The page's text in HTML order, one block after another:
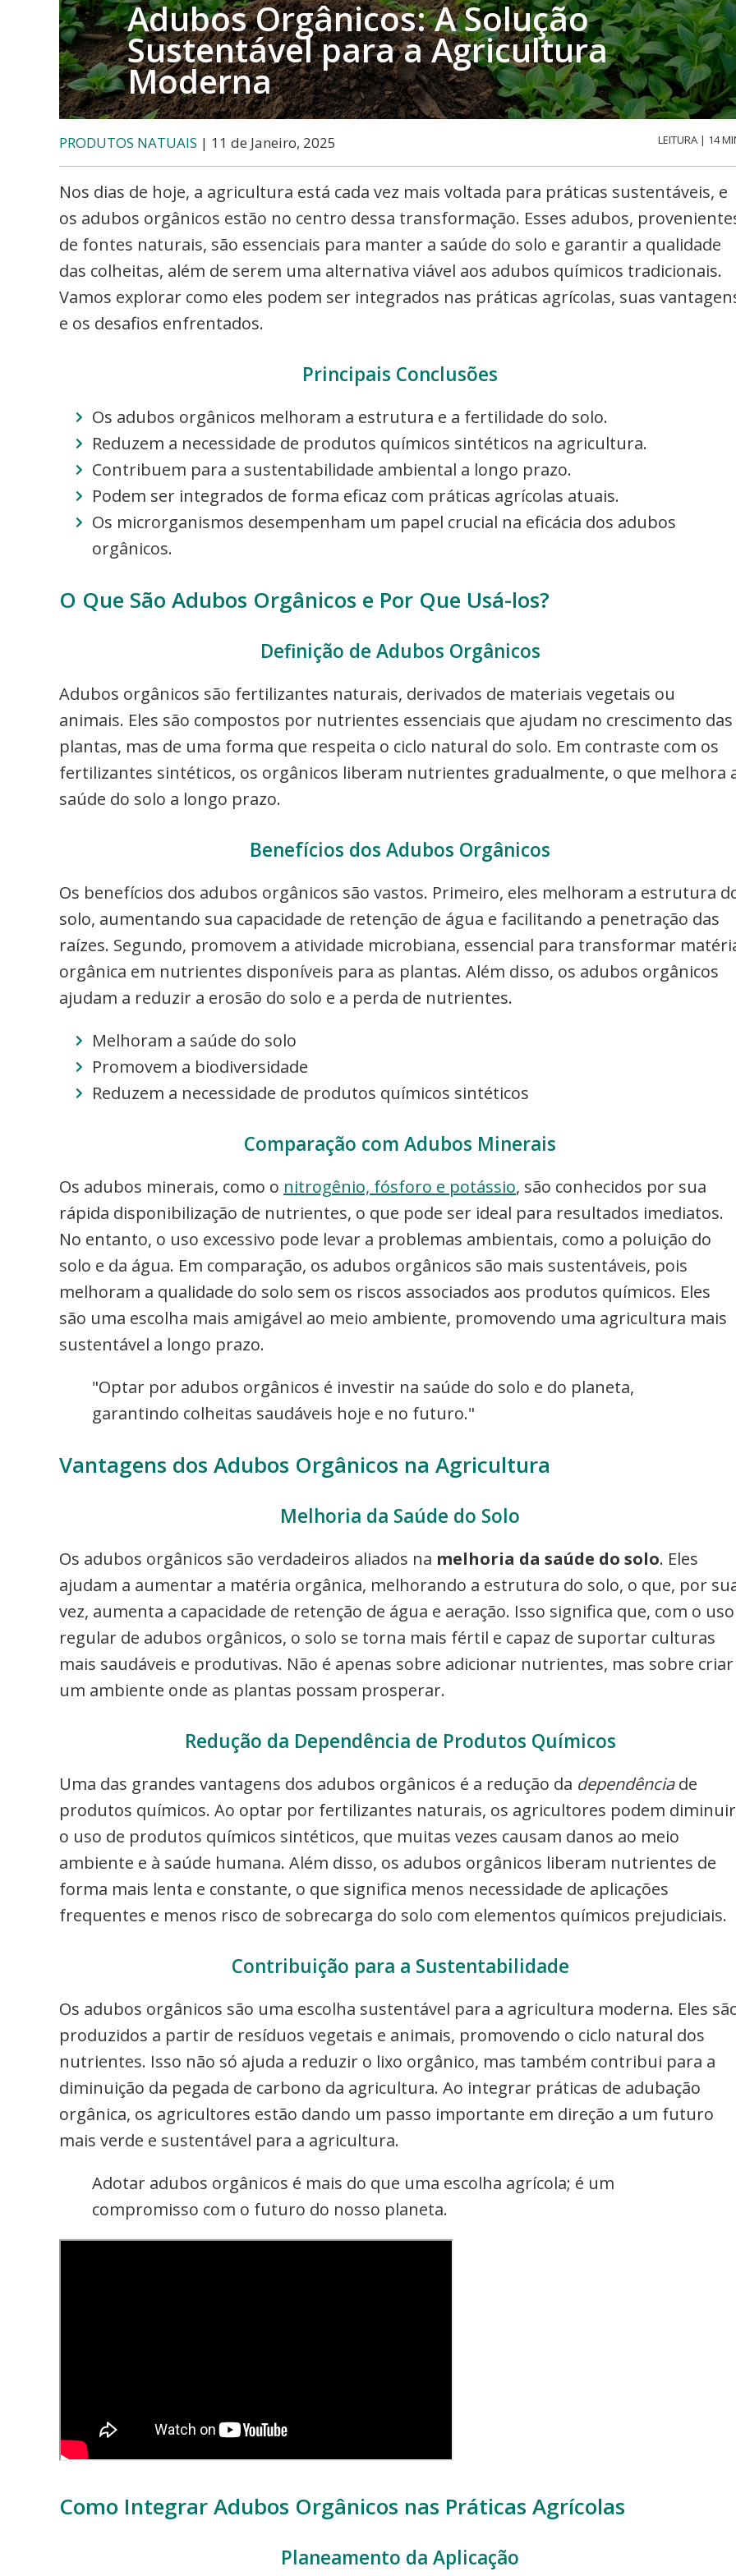
Adubos Orgânicos: A Solução
Sustentável para a Agricultura
Moderna
PRODUTOS NATUAIS | 11 de Janeiro, 2025 LEITURA | 14
Nos dias de hoje, a agricultura está cada vez mais voltada para práticas sustentáveis, e
os adubos orgânicos estão no centro dessa transformação. Esses adubos,
de fontes naturais, são essenciais para manter a saúde do solo e garantir a qualidade
das colheitas, além de serem uma alternativa viável aos adubos químicos tradicionais.
Vamos explorar como eles podem ser integrados nas práticas agrícolas, suas
e os desafios enfrentados.
Principais Conclusões
Os adubos orgânicos melhoram a estrutura e a fertilidade do solo.
Reduzem a necessidade de produtos químicos sintéticos na agricultura.
Contribuem para a sustentabilidade ambiental a longo prazo.
Podem ser integrados de forma eficaz com práticas agrícolas atuais.
Os microrganismos desempenham um papel crucial na eficácia dos adubos
orgânicos.
O Que São Adubos Orgânicos e Por Que Usá-los?
Definição de Adubos Orgânicos
Adubos orgânicos são fertilizantes naturais, derivados de materiais vegetais ou
animais. Eles são compostos por nutrientes essenciais que ajudam no crescimento das
plantas, mas de uma forma que respeita o ciclo natural do solo. Em contraste com os
fertilizantes sintéticos, os orgânicos liberam nutrientes gradualmente, o que melhora
saúde do solo a longo prazo.
Benefícios dos Adubos Orgânicos
Os benefícios dos adubos orgânicos são vastos. Primeiro, eles melhoram a estrutura
solo, aumentando sua capacidade de retenção de água e facilitando a penetração das
raízes. Segundo, promovem a atividade microbiana, essencial para transformar
orgânica em nutrientes disponíveis para as plantas. Além disso, os adubos orgânicos
ajudam a reduzir a erosão do solo e a perda de nutrientes.
Melhoram a saúde do solo
Promovem a biodiversidade
Reduzem a necessidade de produtos químicos sintéticos
Comparação com Adubos Minerais
Os adubos minerais, como o nitrogênio, fósforo e potássio, são conhecidos por sua
rápida disponibilização de nutrientes, o que pode ser ideal para resultados imediatos.
No entanto, o uso excessivo pode levar a problemas ambientais, como a poluição do
solo e da água. Em comparação, os adubos orgânicos são mais sustentáveis, pois
melhoram a qualidade do solo sem os riscos associados aos produtos químicos. Eles
são uma escolha mais amigável ao meio ambiente, promovendo uma agricultura mais
sustentável a longo prazo.
"Optar por adubos orgânicos é investir na saúde do solo e do planeta,
garantindo colheitas saudáveis hoje e no futuro."
Vantagens dos Adubos Orgânicos na Agricultura
Melhoria da Saúde do Solo
Os adubos orgânicos são verdadeiros aliados na melhoria da saúde do solo. Eles
ajudam a aumentar a matéria orgânica, melhorando a estrutura do solo, o que, por
vez, aumenta a capacidade de retenção de água e aeração. Isso significa que, com o uso
regular de adubos orgânicos, o solo se torna mais fértil e capaz de suportar culturas
mais saudáveis e produtivas. Não é apenas sobre adicionar nutrientes, mas sobre criar
um ambiente onde as plantas possam prosperar.
Redução da Dependência de Produtos Químicos
Uma das grandes vantagens dos adubos orgânicos é a redução da dependênciade
produtos químicos. Ao optar por fertilizantes naturais, os agricultores podem diminuir
o uso de produtos químicos sintéticos, que muitas vezes causam danos ao meio
ambiente e à saúde humana. Além disso, os adubos orgânicos liberam nutrientes de
forma mais lenta e constante, o que significa menos necessidade de aplicações
frequentes e menos risco de sobrecarga do solo com elementos químicos prejudiciais.
Contribuição para a Sustentabilidade
Os adubos orgânicos são uma escolha sustentável para a agricultura moderna. Eles
produzidos a partir de resíduos vegetais e animais, promovendo o ciclo natural dos
nutrientes. Isso não só ajuda a reduzir o lixo orgânico, mas também contribui para a
diminuição da pegada de carbono da agricultura. Ao integrar práticas de adubação
orgânica, os agricultores estão dando um passo importante em direção a um futuro
mais verde e sustentável para a agricultura.
Adotar adubos orgânicos é mais do que uma escolha agrícola; é um
compromisso com o futuro do nosso planeta.
Como Integrar Adubos Orgânicos nas Práticas Agrícolas
Planeamento da Aplicação